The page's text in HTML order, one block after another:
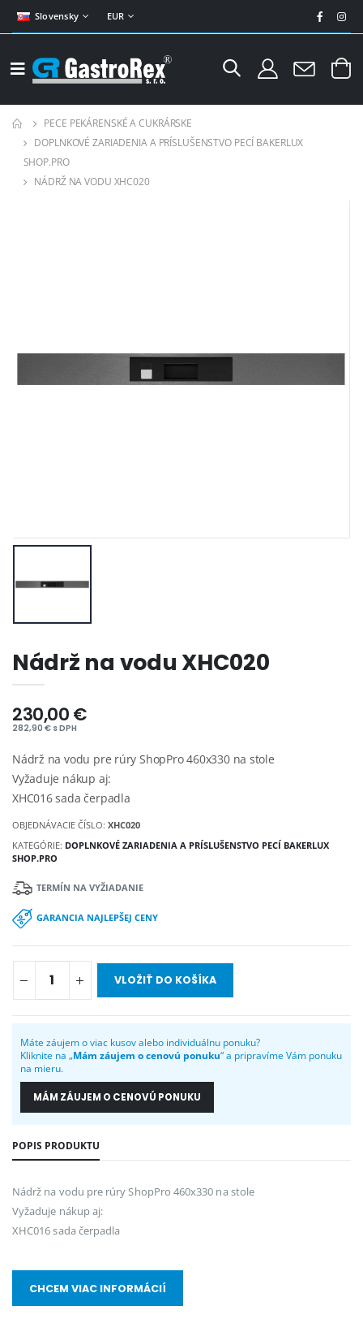
Slovensky EUR
PECE PEKÁRENSKÉ A CUKRÁRSKE
DOPLNKOVÉ ZARIADENIA A PRÍSLUŠENSTVO PECÍ BAKERLUX
SHOP.PRO
NÁDRŽ NA VODU XHC020
Nádrž na vodu XHC020
230,00 €
282,90 € s DPH
Nádrž na vodu pre rúry ShopPro 460x330 na stole
Vyžaduje nákup aj:
XHC016 sada čerpadla
OBJEDNÁVACIE ČÍSLO:XHC020
KATEGÓRIE: DOPLNKOVÉ ZARIADENIA A PRÍSLUŠENSTVO PECÍ BAKERLUX
SHOP.PRO
TERMÍN NA VYŽIADANIE
GARANCIA NAJLEPŠEJ CENY
VLOŽIŤ DO KOŠÍKA
Máte záujem o viac kusov alebo individuálnu ponuku?
Kliknite na „Mám záujem o cenovú ponuku“ a pripravíme Vám ponuku
na mieru.
MÁM ZÁUJEM O CENOVÚ PONUKU
POPIS PRODUKTU
Nádrž na vodu pre rúry ShopPro 460x330 na stole
Vyžaduje nákup aj:
XHC016 sada čerpadla
CHCEM VIAC INFORMÁCIÍ